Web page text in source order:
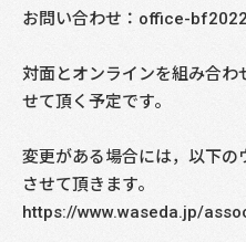
お問い合わせ：office-
対面とオンラインを組み合わ
せて頂く予定です。
変更がある場合には，以下の
させて頂きます。
https://www.waseda.jp/